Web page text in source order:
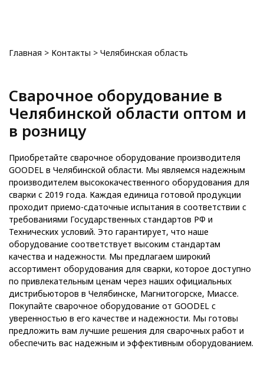
Главная > Контакты > Челябинская область
Сварочное оборудование в
Челябинской области оптом и
в розницу
Приобретайте сварочное оборудование производителя
GOODEL в Челябинской области. Мы являемся надежным
производителем высококачественного оборудования для
сварки с 2019 года. Каждая единица готовой продукции
проходит приемо-сдаточные испытания в соответствии с
требованиями Государственных стандартов РФ и
Технических условий. Это гарантирует, что наше
оборудование соответствует высоким стандартам
качества и надежности. Мы предлагаем широкий
ассортимент оборудования для сварки, которое доступно
по привлекательным ценам через наших официальных
дистрибьюторов в Челябинске, Магнитогорске, Миассе.
Покупайте сварочное оборудование от GOODEL с
уверенностью в его качестве и надежности. Мы готовы
предложить вам лучшие решения для сварочных работ и
обеспечить вас надежным и эффективным оборудованием.